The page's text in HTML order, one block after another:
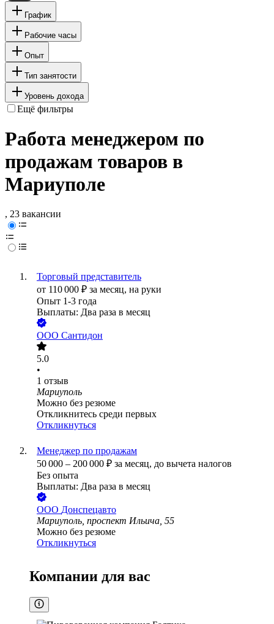
График
Рабочие часы
Опыт
Тип занятости
Уровень дохода
Ещё фильтры
Работа менеджером по
продажам товаров в
Мариуполе
, 23 вакансии
Торговый представитель
от 110 000 ₽ за месяц, на руки
Опыт 1-3 года
Выплаты: Два раза в месяц
ООО Сантидон
5.0
•
1 отзыв
Мариуполь
Можно без резюме
Откликнитесь среди первых
Откликнуться
Менеджер по продажам
50 000 – 200 000 ₽ за месяц, до вычета налогов
Без опыта
Выплаты: Два раза в месяц
ООО Донспецавто
Мариуполь, проспект Ильича, 55
Можно без резюме
Откликнуться
Компании для вас